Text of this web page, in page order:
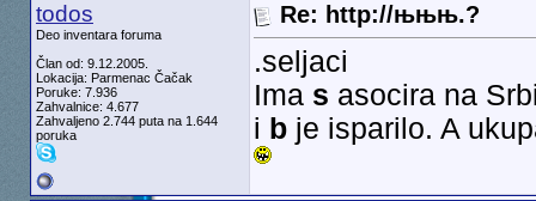
todos
Deo inventara foruma
Član od: 9.12.2005.
Lokacija: Parmenac Čačak
Poruke: 7.936
Zahvalnice: 4.677
Zahvaljeno 2.744 puta na 1.644
poruka
Re: http://њњњ.?
.seljaci
Ima s asocira na
i bje isparilo. A